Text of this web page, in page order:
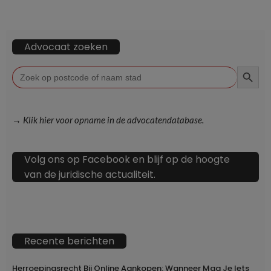
Advocaat zoeken
Zoek
naar:
→ Klik hier voor opname in de advocatendatabase.
Volg ons op Facebook en blijf op de hoogte
van de juridische actualiteit.
Recente berichten
Herroepingsrecht Bij Online Aankopen: Wanneer Mag Je Iets